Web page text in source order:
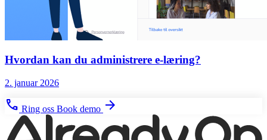
Hvordan kan du administrere e-læring?
2. januar 2026
phone Ring oss Book demo arrow_forward